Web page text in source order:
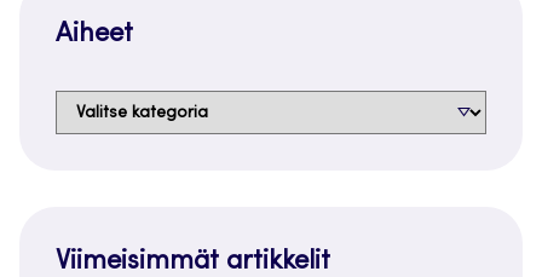
Aiheet
Aiheet
Viimeisimmät artikkelit